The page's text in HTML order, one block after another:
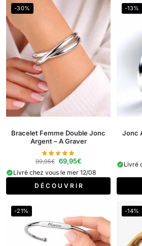
-30%
Bracelet Femme Double Jonc
Argent​ – A Graver
99,95€ 69,95€
Livré chez vous le mer 12/08
D É C O U V R I R
-13%
Jonc
Livré
-21% -14%